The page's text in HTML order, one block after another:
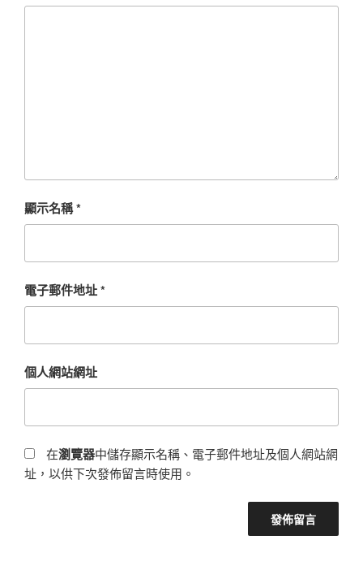
顯示名稱*
電子郵件地址*
個人網站網址
在瀏覽器中儲存顯示名稱、電子郵件地址及個人網站網
址，以供下次發佈留言時使用。